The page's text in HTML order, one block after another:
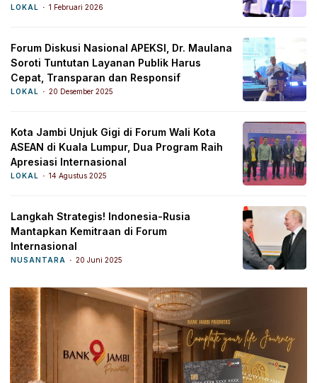
LOKAL 1 Februari 2026
Forum Diskusi Nasional APEKSI, Dr. Maulana
Soroti Tuntutan Layanan Publik Harus
Cepat, Transparan dan Responsif
LOKAL 20 Desember 2025
Kota Jambi Unjuk Gigi di Forum Wali Kota
ASEAN di Kuala Lumpur, Dua Program Raih
Apresiasi Internasional
LOKAL 14 Agustus 2025
Langkah Strategis! Indonesia-Rusia
Mantapkan Kemitraan di Forum
Internasional
NUSANTARA 20 Juni 2025